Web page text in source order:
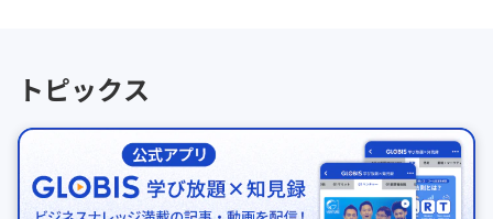
トピックス